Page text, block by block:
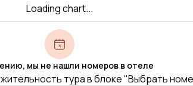
Loading chart...
мы не нашли номеров в отеле
тура в блоке "Выбрать